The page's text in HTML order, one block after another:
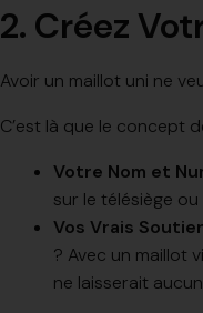
2. Créez
Avoir un maillot uni ne
C’est là que le concept
Votre Nom et
sur le télésiège
Vos Vrais
? Avec un maillot
ne laisserait